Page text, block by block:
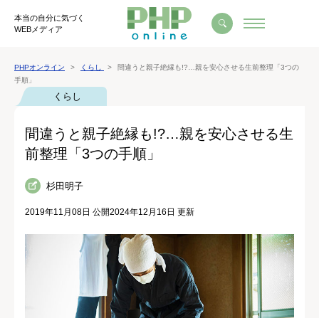
本当の自分に気づく
WEBメディア
PHPオンライン くらし
間違うと親子絶縁も!?…親を安心させる生前整理「3つの
手順」
くらし
間違うと親子絶縁も!?…親を安心させる生
前整理「3つの手順」
杉田明子
2019年11月08日 公開2024年12月16日 更新